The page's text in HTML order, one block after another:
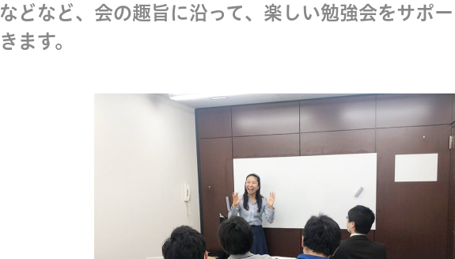
などなど、会の趣旨に沿って、楽しい勉強会をサポ
きます。